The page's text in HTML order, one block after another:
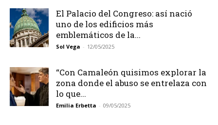
El Palacio del Congreso: así nació
uno de los edificios más
emblemáticos de la...
Sol Vega - 12/05/2025
“Con Camaleón quisimos explorar la
zona donde el abuso se entrelaza con
lo que...
Emilia Erbetta - 09/05/2025